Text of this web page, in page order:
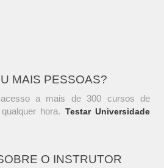
MAIS PESSOAS?
a mais de 300 cursos de
hora. Testar Universidade
O INSTRUTOR